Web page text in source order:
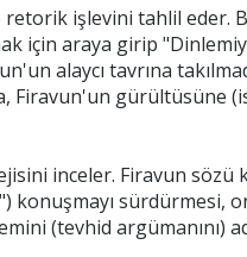
işlevini tahlil eder.
için araya girip
alaycı tavrına
Firavun'un gürültüsüne
inceler. Firavun sözü
konuşmayı sürdürmesi,
(tevhid argümanını)